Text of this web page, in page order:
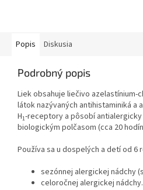
Popis Diskusia
Podrobný popis
Liek obsahuje liečivo
látok nazývaných antihistaminiká a
H1-receptory a pôsobí
biologickým polčasom (cca 20
Používa sa u dospelých a detí od 6
sezónnej alergickej nádchy
celoročnej alergickej nádchy.